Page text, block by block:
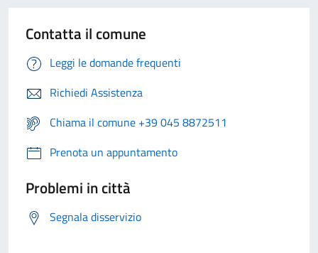
Contatta il comune
Leggi le domande frequenti
Richiedi Assistenza
Chiama il comune +39 045 8872511
Prenota un appuntamento
Problemi in città
Segnala disservizio